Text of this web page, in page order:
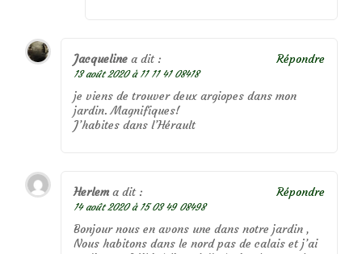
Jacqueline a dit :
13 août 2020 à 11 11 41 08418
je viens de trouver deux argiopes dans mon
jardin. Magnifiques!
J’habites dans l’Hérault
Répondre
Herlem a dit :
14 août 2020 à 15 03 49 08498
Bonjour nous en avons une dans notre jardin ,
Nous habitons dans le nord pas de calais et j’ai
Répondre